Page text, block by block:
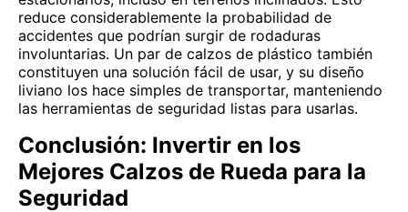
reduce considerablemente la probabilidad de
accidentes que podrían surgir de rodaduras
involuntarias. Un par de calzos de plástico también
constituyen una solución fácil de usar, y su diseño
liviano los hace simples de transportar, manteniendo
las herramientas de seguridad listas para usarlas.
Conclusión: Invertir en los
Mejores Calzos de Rueda para la
Seguridad